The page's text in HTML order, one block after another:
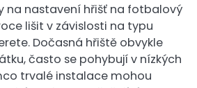
na nastavení hřišť na fotbalový
lišit v závislosti na typu
Dočasná hřiště obvykle
často se pohybují v nízkých
trvalé instalace mohou